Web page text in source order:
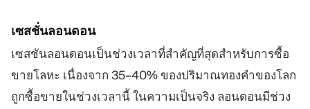
เซสชั่นลอนดอน
เซสชันลอนดอนเป็นช่วงเวลาที่สำคัญที่สุดสำหรับการซื้อ
ขายโลหะ เนื่องจาก 35–40% ของปริมาณทองคำของโลก
ถูกซื้อขายในช่วงเวลานี้ ในความเป็นจริง ลอนดอนมีช่วง